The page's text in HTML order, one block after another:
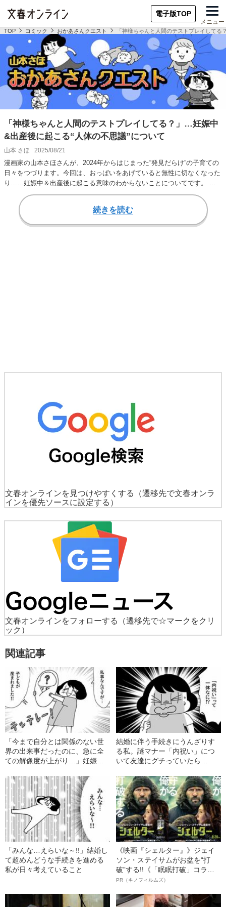
電子版TOP
メニュー
TOP コミック おかあさんクエスト 「神様ちゃんと人間のテストプレイして
「神様ちゃんと人間のテストプレイしてる？」…妊娠中
&出産後に起こる“人体の不思議”について
山本 さほ 2025/08/21
漫画家の山本さほさんが、2024年からはじまった“発見だらけ”の子育ての
日々をつづります。今回は、おっぱいをあげていると無性に切なくなった
り……妊娠中＆出産後に起こる意味のわからないことについてです。 次
回は9月4…
続きを読む
文春オンラインを見つけやすくする
（遷移先で文春オンラ
インを優先ソースに設定する）
文春オンラインをフォローする
（遷移先で☆マークをクリ
ック）
関連記事
「今まで自分とは関係のない世
界の出来事だったのに、急に全
ての解像度が上がり…」妊娠し
結婚に伴う手続きにうんざりす
る私。謎マナー「内祝い」につ
いて友達にグチっていたら…
「みんな…えらいな～!!」結婚し
て超めんどうな手続きを進める
私が日々考えていること
《映画『シェルター』》ジェイ
ソン・ステイサムがお盆を“打
破”する!!《「眠眠打破」コラ
ボ》
PR（キノフィルムズ）